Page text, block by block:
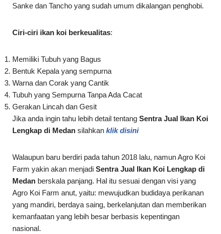
Sanke dan Tancho yang sudah umum dikalangan penghobi.
Ciri-ciri ikan koi berkeualitas:
Memiliki Tubuh yang Bagus
Bentuk Kepala yang sempurna
Warna dan Corak yang Cantik
Tubuh yang Sempurna Tanpa Ada Cacat
Gerakan Lincah dan Gesit
Jika anda ingin tahu lebih detail tentang Sentra Jual Ikan Koi
Lengkap di Medan silahkan klik disini
Walaupun baru berdiri pada tahun 2018 lalu, namun Agro Koi
Farm yakin akan menjadi Sentra Jual Ikan Koi Lengkap di
Medan berskala panjang. Hal itu sesuai dengan visi yang
Agro Koi Farm anut, yaitu: mewujudkan budidaya perikanan
yang mandiri, berdaya saing, berkelanjutan dan memberikan
kemanfaatan yang lebih besar berbasis kepentingan
nasional.